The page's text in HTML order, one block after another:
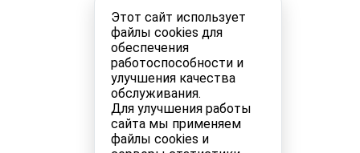
Этот сайт использует
файлы cookies для
обеспечения
работоспособности и
улучшения качества
обслуживания.
Для улучшения работы
сайта мы применяем
файлы cookies и